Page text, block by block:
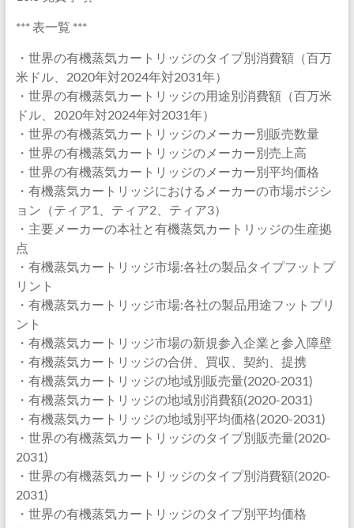
*** 表一覧 ***
・世界の有機蒸気カートリッジのタイプ別消費額（百万
米ドル、2020年対2024年対2031年）
・世界の有機蒸気カートリッジの用途別消費額（百万米
ドル、2020年対2024年対2031年）
・世界の有機蒸気カートリッジのメーカー別販売数量
・世界の有機蒸気カートリッジのメーカー別売上高
・世界の有機蒸気カートリッジのメーカー別平均価格
・有機蒸気カートリッジにおけるメーカーの市場ポジシ
ョン（ティア1、ティア2、ティア3）
・主要メーカーの本社と有機蒸気カートリッジの生産拠
点
・有機蒸気カートリッジ市場:各社の製品タイプフットプ
リント
・有機蒸気カートリッジ市場:各社の製品用途フットプリ
ント
・有機蒸気カートリッジ市場の新規参入企業と参入障壁
・有機蒸気カートリッジの合併、買収、契約、提携
・有機蒸気カートリッジの地域別販売量(2020-2031)
・有機蒸気カートリッジの地域別消費額(2020-2031)
・有機蒸気カートリッジの地域別平均価格(2020-2031)
・世界の有機蒸気カートリッジのタイプ別販売量(2020-
2031)
・世界の有機蒸気カートリッジのタイプ別消費額(2020-
2031)
・世界の有機蒸気カートリッジのタイプ別平均価格